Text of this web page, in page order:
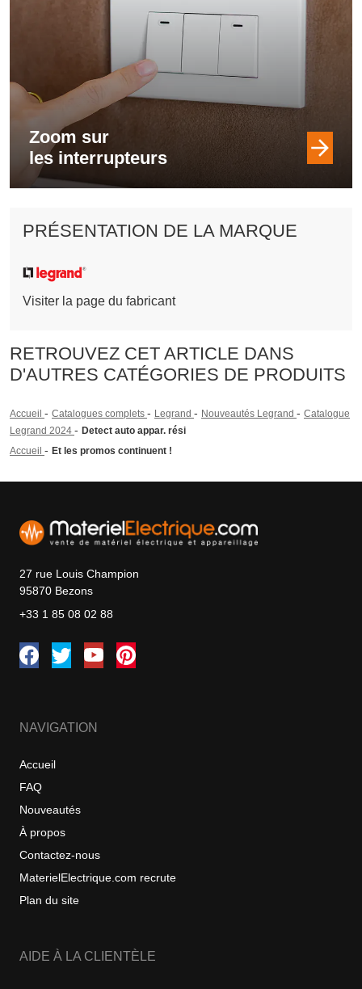
Zoom sur
les interrupteurs
PRÉSENTATION DE LA MARQUE
Visiter la page du fabricant
RETROUVEZ CET ARTICLE DANS
D'AUTRES CATÉGORIES DE PRODUITS
Accueil - Catalogues complets - Legrand - Nouveautés Legrand - Catalogue
Legrand 2024 - Detect auto appar. rési
Accueil - Et les promos continuent !
27 rue Louis Champion
95870 Bezons
+33 1 85 08 02 88
NAVIGATION
Accueil
FAQ
Nouveautés
À propos
Contactez-nous
MaterielElectrique.com recrute
Plan du site
AIDE À LA CLIENTÈLE